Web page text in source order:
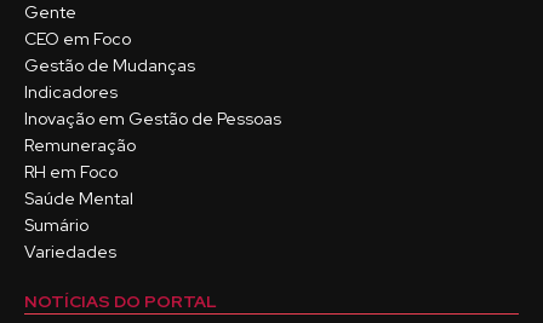
Gente
CEO em Foco
Gestão de Mudanças
Indicadores
Inovação em Gestão de Pessoas
Remuneração
RH em Foco
Saúde Mental
Sumário
Variedades
NOTÍCIAS DO PORTAL